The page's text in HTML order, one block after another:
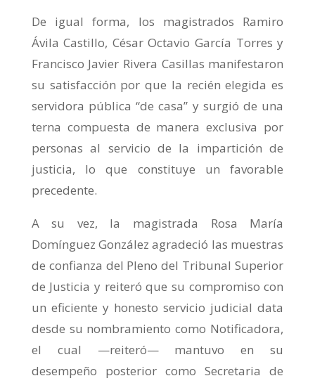
De igual forma, los magistrados Ramiro
Ávila Castillo, César Octavio García Torres y
Francisco Javier Rivera Casillas manifestaron
su satisfacción por que la recién elegida es
servidora pública “de casa” y surgió de una
terna compuesta de manera exclusiva por
personas al servicio de la impartición de
justicia, lo que constituye un favorable
precedente.
A su vez, la magistrada Rosa María
Domínguez González agradeció las muestras
de confianza del Pleno del Tribunal Superior
de Justicia y reiteró que su compromiso con
un eficiente y honesto servicio judicial data
desde su nombramiento como Notificadora,
el cual —reiteró— mantuvo en su
desempeño posterior como Secretaria de